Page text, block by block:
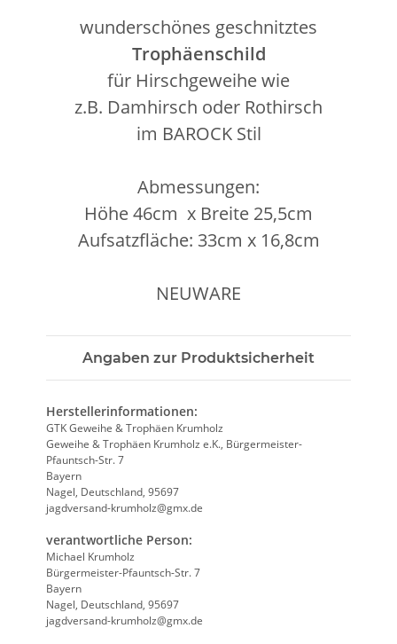
wunderschönes geschnitztes
Trophäenschild
für Hirschgeweihe wie
z.B. Damhirsch oder Rothirsch
im BAROCK Stil
Abmessungen:
Höhe 46cm x Breite 25,5cm
Aufsatzfläche: 33cm x 16,8cm
NEUWARE
Angaben zur Produktsicherheit
Herstellerinformationen:
GTK Geweihe & Trophäen Krumholz
Geweihe & Trophäen Krumholz e.K., Bürgermeister-
Pfauntsch-Str. 7
Bayern
Nagel, Deutschland, 95697
jagdversand-krumholz@gmx.de
verantwortliche Person:
Michael Krumholz
Bürgermeister-Pfauntsch-Str. 7
Bayern
Nagel, Deutschland, 95697
jagdversand-krumholz@gmx.de